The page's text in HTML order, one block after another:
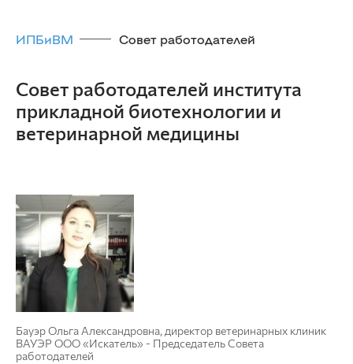
ИПБиВМ Совет работодателей
Совет работодателей института
прикладной биотехнологии и
ветеринарной медицины
Бауэр Ольга Александровна, директор ветеринарных клиник
ВАУЭР ООО «Искатель» - Председатель Совета
работодателей